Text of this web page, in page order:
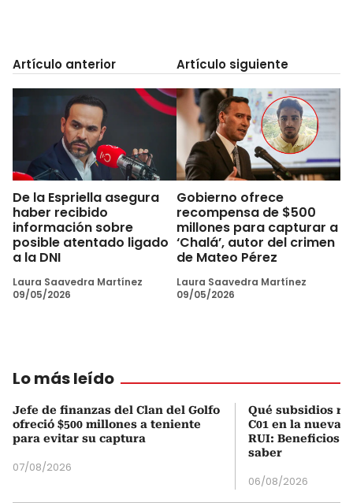
Artículo anterior
De la Espriella asegura
haber recibido
información sobre
posible atentado ligado
a la DNI
Laura Saavedra Martínez
09/05/2026
Artículo siguiente
Gobierno ofrece
recompensa de $500
millones para capturar a
‘Chalá’, autor del crimen
de Mateo Pérez
Laura Saavedra Martínez
09/05/2026
Lo más leído
Jefe de finanzas del Clan del Golfo
ofreció $500 millones a teniente
para evitar su captura
07/08/2026
Qué subsidios
C01 en la nueva
RUI: Beneficios
saber
06/08/2026